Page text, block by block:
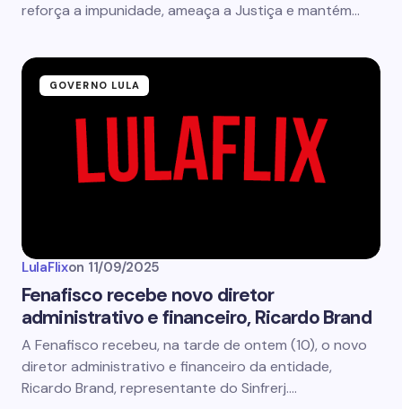
reforça a impunidade, ameaça a Justiça e mantém…
GOVERNO LULA
LulaFlixon 11/09/2025
Fenafisco recebe novo diretor
administrativo e financeiro, Ricardo Brand
A Fenafisco recebeu, na tarde de ontem (10), o novo
diretor administrativo e financeiro da entidade,
Ricardo Brand, representante do Sinfrerj.…